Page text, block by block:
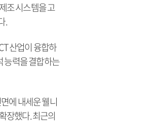
조 시스템을 고
.
산업이 융합하
능력을 결합하는
에 내세운 웰니
장했다. 최근의